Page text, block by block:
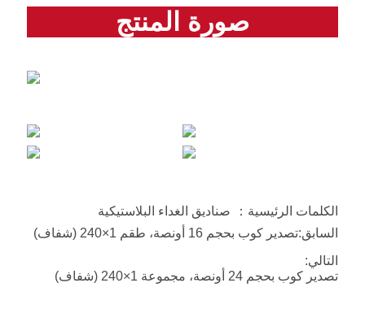
صورة المنتج
الكلمات الرئيسية：
صناديق الغداء البلاستيكية
السابق:تصدير كوب بحجم 16 أونصة، طقم 1×240 (شفاف)
التالي:
تصدير كوب بحجم 24 أونصة، مجموعة 1×240 (شفاف)